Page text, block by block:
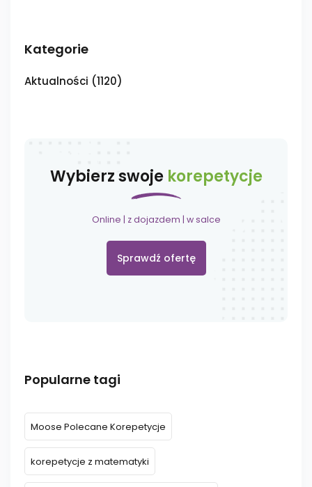
Kategorie
Aktualności (1120)
Wybierz swoje korepetycje
Online | z dojazdem | w salce
Sprawdź ofertę
Popularne tagi
Moose Polecane Korepetycje
korepetycje z matematyki